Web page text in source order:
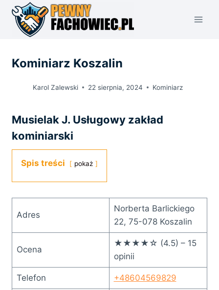
Przejdź
treści
Kominiarz Koszalin
Karol Zalewski 22 sierpnia, 2024 Kominiarz
Musielak J. Usługowy zakład
kominiarski
Spis treści pokaż
Adres
Norberta Barlickiego
22, 75-078 Koszalin
Ocena
★★★★☆ (4.5) – 15
opinii
Telefon +48604569829